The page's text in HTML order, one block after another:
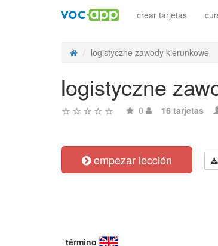
crear tarjetas
logistyczne zawody kierunkowe
logistyczne
0 16 tarjetas
empezar lección
término